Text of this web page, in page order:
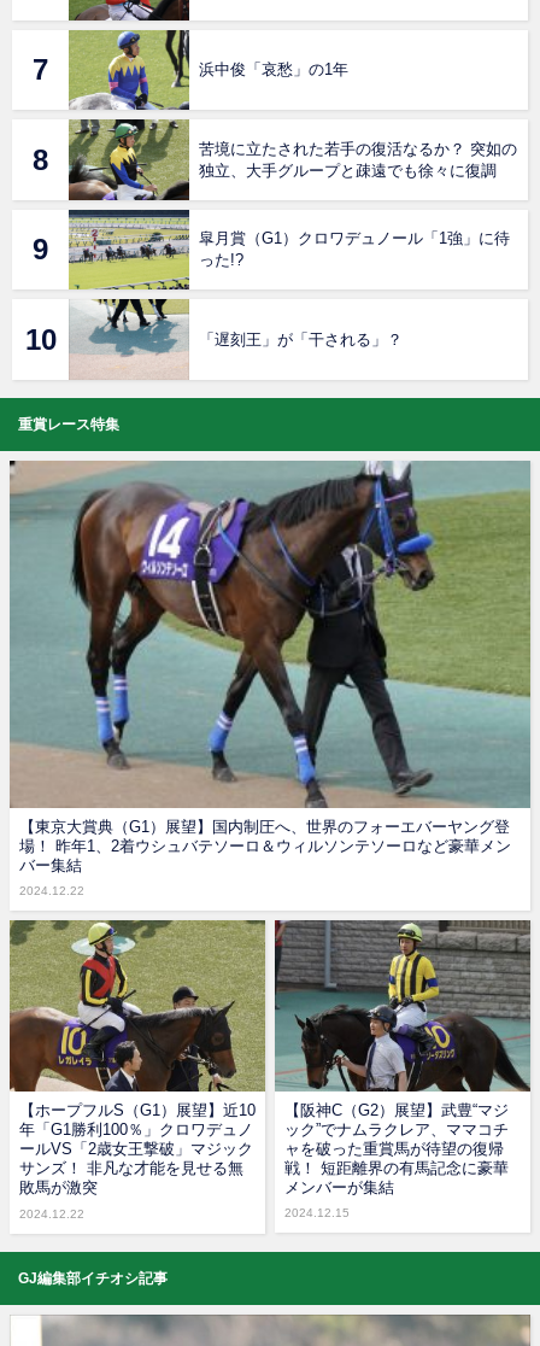
浜中俊「哀愁」の1年
苦境に立たされた若手の復活なるか？ 突如の
独立、大手グループと疎遠でも徐々に復調
皐月賞（G1）クロワデュノール「1強」に待
った!?
「遅刻王」が「干される」？
重賞レース特集
【東京大賞典（G1）展望】国内制圧へ、世界のフォーエバーヤング登
場！ 昨年1、2着ウシュバテソーロ＆ウィルソンテソーロなど豪華メン
バー集結
2024.12.22
【ホープフルS（G1）展望】近10
年「G1勝利100％」クロワデュノ
ールVS「2歳女王撃破」マジック
サンズ！ 非凡な才能を見せる無
敗馬が激突
2024.12.22
【阪神C（G2）展望】武豊“マジ
ック”でナムラクレア、ママコチ
ャを破った重賞馬が待望の復帰
戦！ 短距離界の有馬記念に豪華
メンバーが集結
2024.12.15
GJ編集部イチオシ記事